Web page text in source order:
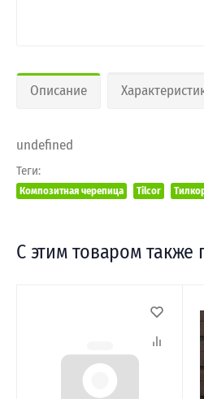
Описание
undefined
Теги:
Композитная черепица Tilcor
С этим товаром также